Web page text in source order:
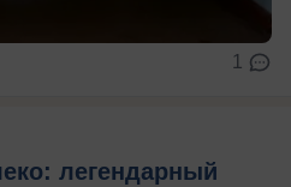
1
легендарный